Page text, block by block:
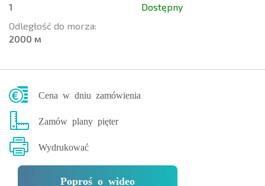
1
Odległość do morza:
2000 м
Dostępny
Cena w dniu zamówienia
Zamów plany pięter
Wydrukować
Poproś o wideo